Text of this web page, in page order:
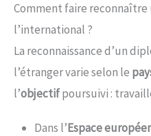
Comment faire reconnaître
l’international ?
La reconnaissance d’un
l’étranger varie selon le
l’objectifpoursuivi :
Dans l’Espace